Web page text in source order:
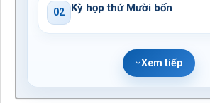
02 Kỳ họp thứ Mười bốn
Xem tiếp